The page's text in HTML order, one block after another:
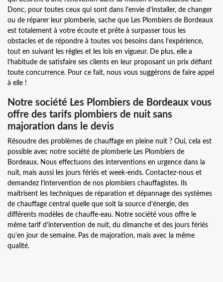
Donc, pour toutes ceux qui sont dans l’envie d’installer, de changer
ou de réparer leur plomberie, sache que Les Plombiers de Bordeaux
est totalement à votre écoute et prête à surpasser tous les
obstacles et de répondre à toutes vos besoins dans l’expérience,
tout en suivant les règles et les lois en vigueur. De plus, elle a
l’habitude de satisfaire ses clients en leur proposant un prix défiant
toute concurrence. Pour ce fait, nous vous suggérons de faire appel
à elle !
Notre société Les Plombiers de Bordeaux vous
offre des tarifs plombiers de nuit sans
majoration dans le devis
Résoudre des problèmes de chauffage en pleine nuit ? Oui, cela est
possible avec notre société de plomberie Les Plombiers de
Bordeaux. Nous effectuons des interventions en urgence dans la
nuit, mais aussi les jours fériés et week-ends. Contactez-nous et
demandez l’intervention de nos plombiers chauffagistes. Ils
maitrisent les techniques de réparation et dépannage des systèmes
de chauffage central quelle que soit la source d’énergie, des
différents modèles de chauffe-eau. Notre société vous offre le
même tarif d’intervention de nuit, du dimanche et des jours fériés
qu’en jour de semaine. Pas de majoration, mais avec la même
qualité.